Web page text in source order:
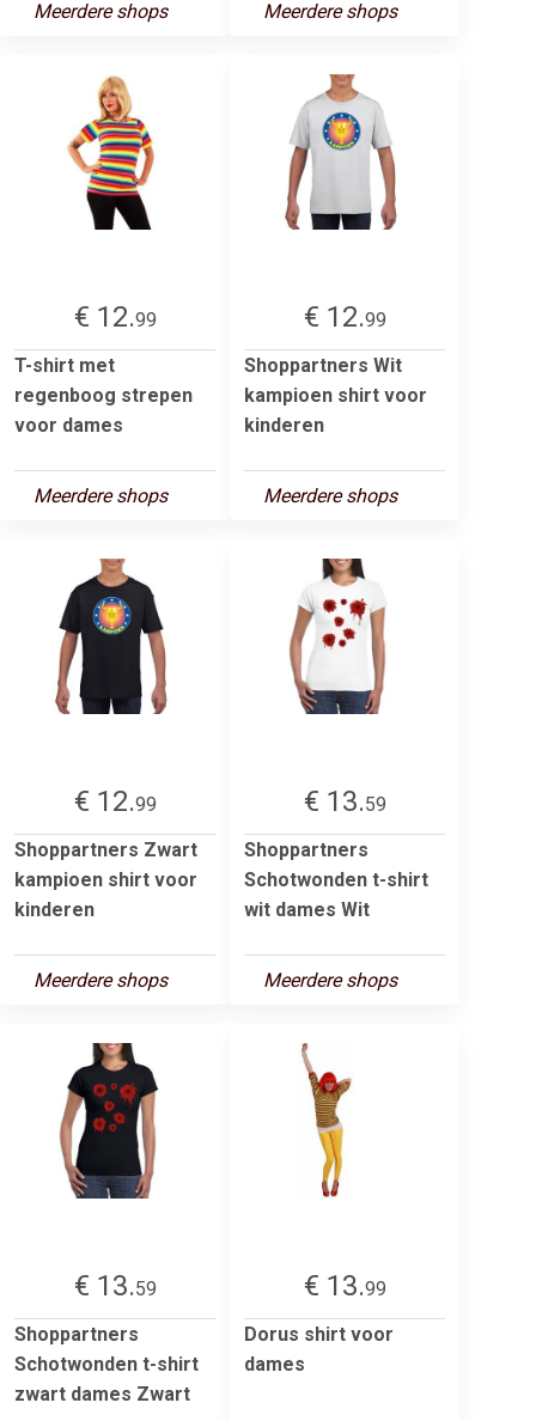
Meerdere shops Meerdere shops
€ 12.99
T-shirt met
regenboog strepen
voor dames
Meerdere shops
€ 12.99
Shoppartners Wit
kampioen shirt voor
kinderen
Meerdere shops
€ 12.99
Shoppartners Zwart
kampioen shirt voor
kinderen
Meerdere shops
€ 13.59
Shoppartners
Schotwonden t-shirt
wit dames Wit
Meerdere shops
€ 13.59
Shoppartners
Schotwonden t-shirt
zwart dames Zwart
€ 13.99
Dorus shirt voor
dames